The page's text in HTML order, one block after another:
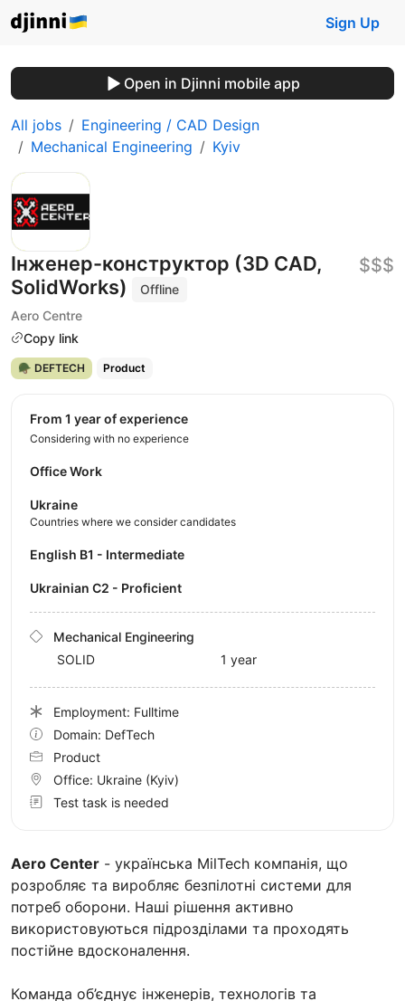
Sign Up
Open in Djinni mobile app
All jobs
Engineering / CAD Design
Mechanical Engineering
Kyiv
Інженер-конструктор (3D CAD,
SolidWorks)
Offline
Aero Centre
Copy link
$$$
🪖 DEFTECH Product
Aero Center - українська MilTech компанія, що
розробляє та виробляє безпілотні системи для
потреб оборони. Наші рішення активно
використовуються підрозділами та проходять
постійне вдосконалення.
Команда об’єднує інженерів, технологів та
from 1 year of experience
Considering with no experience
Office Work
Ukraine
Countries where we consider candidates
English B1 - Intermediate
Ukrainian C2 - Proficient
Mechanical Engineering
SOLID
1 year
Employment: Fulltime
Domain: DefTech
Product
Office: Ukraine (Kyiv)
Test task is needed